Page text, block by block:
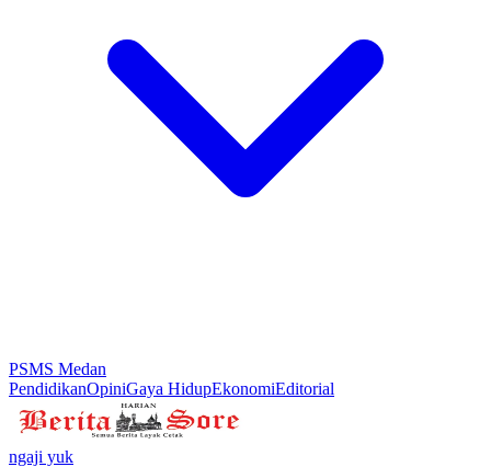
PSMS Medan
PendidikanOpiniGaya HidupEkonomiEditorial
ngaji yuk